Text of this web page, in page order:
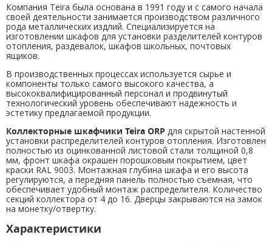
Компания Teira была основана в 1991 году и с самого начала
своей деятельности занимается производством различного
рода металлических издлий. Специализируется на
изготовлении шкафов для установки разделителей контуров
отопления, раздевалок, шкафов школьных, почтовых
ящиков.
В производственных процессах используется сырье и
компоненты только самого высокого качества, а
высококвалифицированный персонал и продвинутый
технологический уровень обеспечивают надежность и
эстетику предлагаемой продукции.
Коллекторные шкафчики Teira ORP для скрытой настенной
установки распределителей контуров отопления. Изготовлен
полностью из оцинкованной листовой стали толщиной 0,8
мм, фронт шкафа окрашен порошковым покрытием, цвет
краски RAL 9003. Монтажная глубина шкафа и его высота
регулируются, а передняя панель полностью съемная, что
обеспечивает удобный монтаж распределителя. Количество
секций коллектора от 4 до 16. Дверцы закрываются на замок
на монетку/отвертку.
Характеристики